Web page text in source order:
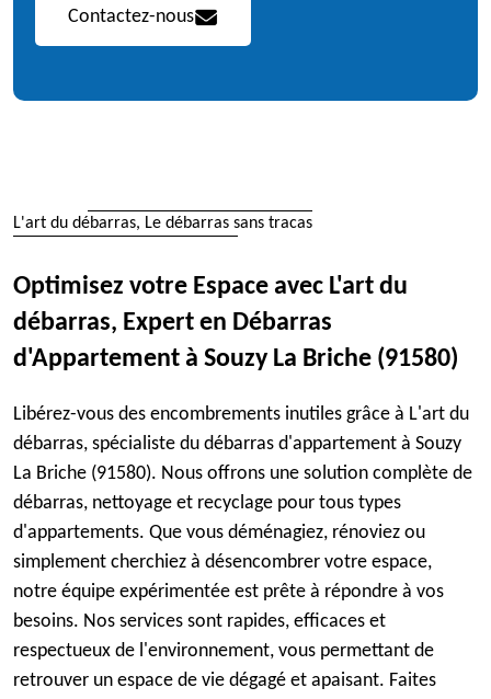
Contactez-nous
L'art du débarras, Le débarras sans tracas
Optimisez votre Espace avec L'art du
débarras, Expert en Débarras
d'Appartement à Souzy La Briche (91580)
Libérez-vous des encombrements inutiles grâce à L'art du
débarras, spécialiste du débarras d'appartement à Souzy
La Briche (91580). Nous offrons une solution complète de
débarras, nettoyage et recyclage pour tous types
d'appartements. Que vous déménagiez, rénoviez ou
simplement cherchiez à désencombrer votre espace,
notre équipe expérimentée est prête à répondre à vos
besoins. Nos services sont rapides, efficaces et
respectueux de l'environnement, vous permettant de
retrouver un espace de vie dégagé et apaisant. Faites